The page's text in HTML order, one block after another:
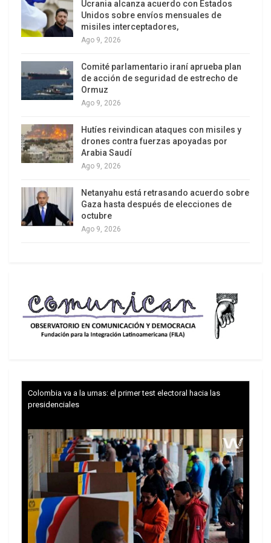
alto el fuego real».
Lejos de estas negociaciones, la guerra
Kiev se oyeron sirenas antiaéreas y explosiones y
Rusia afirmó haber repelido varios intentos de
incursiones terrestres del ejército ucraniano en la
En un comunicado, el Kremlin indicó que «la
condición clave para impedir una escalada del
diplomático debe ser el cese total de la ayuda
militar extranjera y el suministro de datos de
inteligencia a Kiev».
«posibles vías de arreglo», que deben tener un
carácter integral y duradero. «Y, por supuesto,
tener en cuenta la incondicional necesidad de
seguridad», agregó.
Militares rusos en la ciudad de Sudzha, en la
región de Kursk
Con respecto a la situación en Kursk ,Putin
reafirmó su voluntad de perdonar la vida de los
soldados ucranianos que aún combaten en esa
región fronteriza rusa, algo que le pidió Trump
encarecidamente la pasada semana. En caso de
que esos militares depongan las armas, Putin
Ucrania alcanza acuerdo con Estados
Unidos sobre envíos mensuales de
misiles interceptadores,
Ago 9, 2026
Comité parlamentario iraní aprueba plan
de acción de seguridad de estrecho de
Ormuz
Ago 9, 2026
Hutíes reivindican ataques con misiles y
drones contra fuerzas apoyadas por
Arabia Saudí
Ago 9, 2026
Netanyahu está retrasando acuerdo sobre
Gaza hasta después de elecciones de
octubre
Ago 9, 2026
Colombia va a la urnas: el primer test electoral hacia las
presidenciales